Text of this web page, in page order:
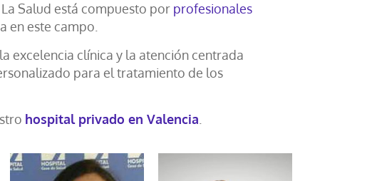
Salud está compuesto por profesionales
en este campo.
excelencia clínica y la atención centrada
para el tratamiento de los
hospital privado en Valencia